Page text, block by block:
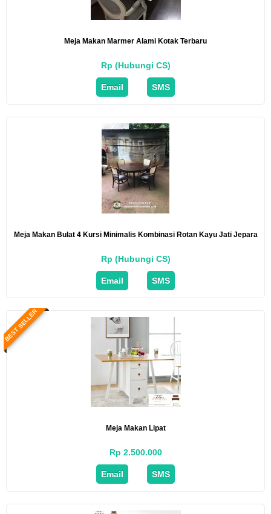
Meja Makan Marmer Alami Kotak Terbaru
Rp (Hubungi CS)
Email SMS
Meja Makan Bulat 4 Kursi Minimalis Kombinasi Rotan Kayu Jati Jepara
Rp (Hubungi CS)
Email SMS
BEST SELLER
Meja Makan Lipat
Rp 2.500.000
Email SMS